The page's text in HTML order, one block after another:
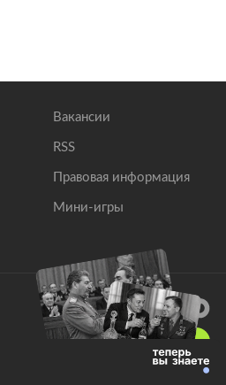
Вакансии
RSS
Правовая информация
Мини-игры
Все права защищены.